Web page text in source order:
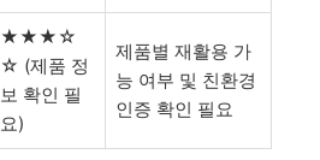
★★★☆
☆ (제품 정
보 확인 필
요)
제품별 재활용 가
능 여부 및 친환경
인증 확인 필요